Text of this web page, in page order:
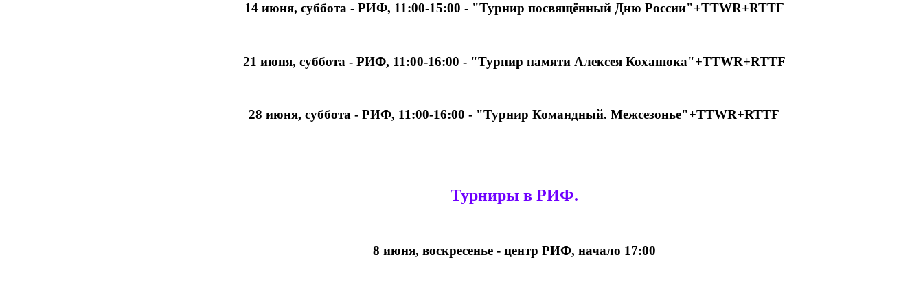
14 июня, суббота - РИФ, 11:00-15:00 - "Турнир посвящённый Дню России"+TTWR+RTTF
21 июня, суббота - РИФ, 11:00-16:00 - "Турнир памяти Алексея Коханюка"+TTWR+RTTF
28 июня, суббота - РИФ, 11:00-16:00 - "Турнир Командный. Межсезонье"+TTWR+RTTF
Турниры в РИФ.
8 июня, воскресенье - центр РИФ, начало 17:00